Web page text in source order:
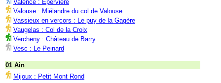
Valence : Epervière
Valouse : Miélandre du col de Valouse
Vassieux en vercors : Le puy de la Gagère
Vaugelas : Col de la Croix
Vercheny : Château de Barry
Vesc : Le Peinard
01 Ain
Mijoux : Petit Mont Rond